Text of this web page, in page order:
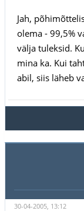
Jah,
olema - 99,5%
välja tuleksid.
mina ka. Kui
abil, siis läheb
30-04-2005, 13:12